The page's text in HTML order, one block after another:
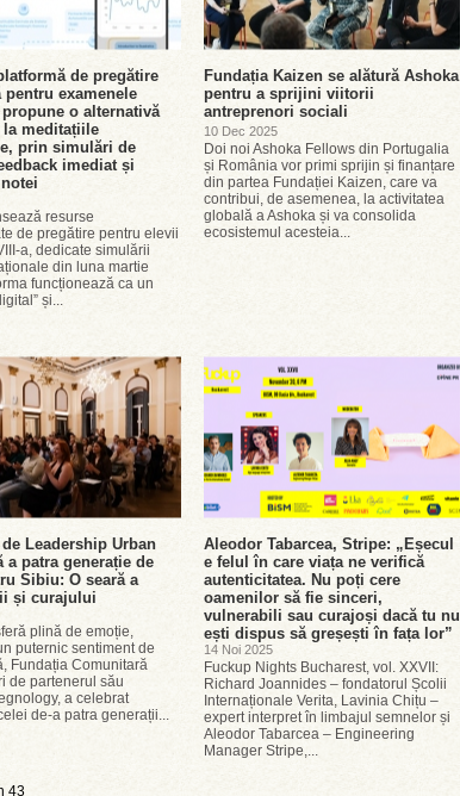
de pregătire
pentru examenele
o alternativă
meditațiile
prin simulări de
imediat și
resurse
de pregătire pentru elevii
a, dedicate simulării
din luna martie
funcționează ca un
și...
Fundația Kaizen se alătură Ashoka
pentru a sprijini viitorii
antreprenori sociali
10 Dec 2025
Doi noi Ashoka Fellows din Portugalia
și România vor primi sprijin și finanțare
din partea Fundației Kaizen, care va
contribui, de asemenea, la activitatea
globală a Ashoka și va consolida
ecosistemul acesteia...
Leadership Urban
a patra generație de
Sibiu: O seară a
și curajului
plină de emoție,
puternic sentiment de
Fundația Comunitară
de partenerul său
a celebrat
de-a patra generații...
Aleodor Tabarcea, Stripe: „Eșecul
e felul în care viața ne verifică
autenticitatea. Nu poți cere
oamenilor să fie sinceri,
vulnerabili sau curajoși dacă tu nu
ești dispus să greșești în fața lor”
14 Noi 2025
Fuckup Nights Bucharest, vol. XXVII:
Richard Joannides – fondatorul Școlii
Internaționale Verita, Lavinia Chițu –
expert interpret în limbajul semnelor și
Aleodor Tabarcea – Engineering
Manager Stripe,...
43